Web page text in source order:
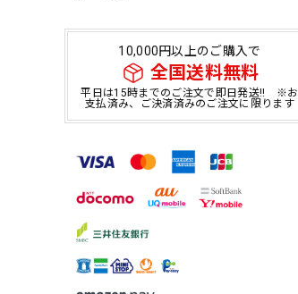
10,000円以上のご購入で
全国送料無料
平日は15時までのご注文で即日発送!! ※お
支払済み、ご決済済みのご注文に限ります